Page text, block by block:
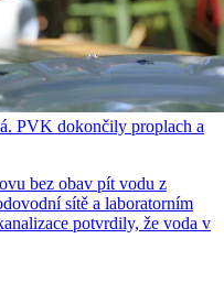
PVK dokončily proplach a
bez obav pít vodu z
sítě a laboratorním
potvrdily, že voda v